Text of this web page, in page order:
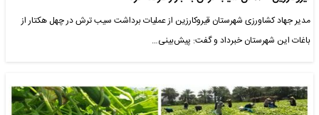
مدیر جهاد کشاورزی شهرستان قیروکارزین از عملیات برداشت سیب ترش در چهل هکتار از
باغات این شهرستان خبرداد و گفت: پیش‌بینی…